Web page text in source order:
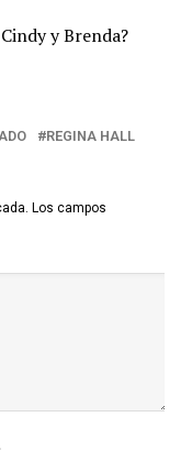
y Brenda?
REGINA HALL
Los campos